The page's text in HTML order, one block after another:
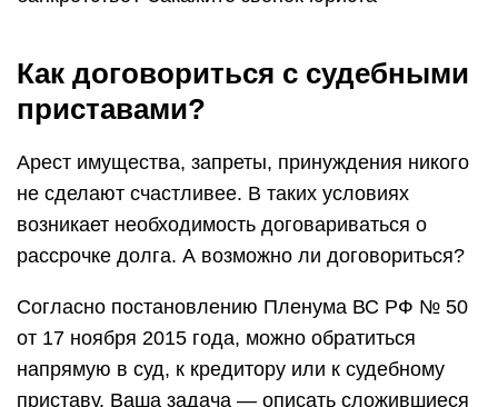
обстоятельства и прикрепить документальные
подтверждения. Этот шаг покажет вашу
доверие со стороны оппонентов: судебного
пристава или кредитора.
Отсрочка или рассрочкаисполнения
По смыслу положений Закона об
исполнительном производстве, статьи 434 ГПК
РФ, КАС РФ и АПК РФ основаниями для
предоставления отсрочки или рассрочки